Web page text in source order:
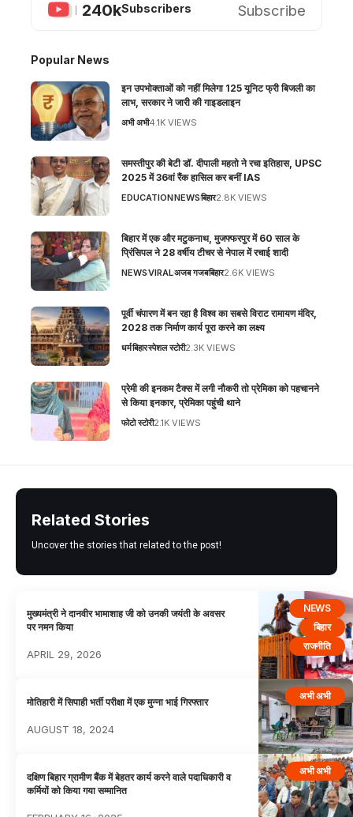
240kSubscribers Subscribe
Popular News
इन उपभोक्ताओं को नहीं मिलेगा 125 यूनिट फ्री बिजली का
लाभ, सरकार ने जारी की गाइडलाइन
अभी अभी4.1K VIEWS
समस्तीपुर की बेटी डॉ. दीपाली महतो ने रचा इतिहास, UPSC
2025 में 36वां रैंक हासिल कर बनीं IAS
EDUCATIONNEWSबिहार2.8K VIEWS
बिहार में एक और मटुकनाथ, मुजफ्फरपुर में 60 साल के
प्रिंसिपल ने 28 वर्षीय टीचर से नेपाल में रचाई शादी
NEWSVIRALअजब गजबबिहार2.6K VIEWS
पूर्वी चंपारण में बन रहा है विश्व का सबसे विराट रामायण मंदिर,
2028 तक निर्माण कार्य पूरा करने का लक्ष्य
धर्मबिहारस्पेशल स्टोरी2.3K VIEWS
प्रेमी की इनकम टैक्स में लगी नौकरी तो प्रेमिका को पहचानने
से किया इनकार, प्रेमिका पहुंची थाने
फोटो स्टोरी2.1K VIEWS
Related Stories
Uncover the stories that related to the post!
NEWS
बिहार
राजनीति
मुख्यमंत्री ने दानवीर भामाशाह जी को उनकी जयंती के अवसर
पर नमन किया
APRIL 29, 2026
अभी अभी
मोतिहारी में सिपाही भर्ती परीक्षा में एक मुन्ना भाई गिरफ्तार
AUGUST 18, 2024
अभी अभी
दक्षिण बिहार ग्रामीण बैंक में बेहतर कार्य करने वाले पदाधिकारी व
कर्मियों को किया गया सम्मानित